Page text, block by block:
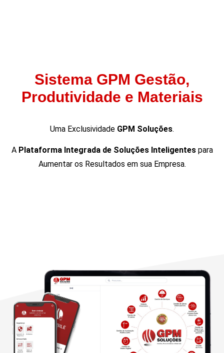
Sistema GPM Gestão,
Produtividade e Materiais
Uma Exclusividade GPM Soluções.
A Plataforma Integrada de Soluções Inteligentespara
Aumentar os Resultados em sua Empresa.